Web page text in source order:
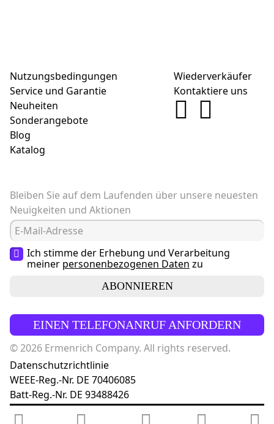
Nutzungsbedingungen
Service und Garantie
Neuheiten
Sonderangebote
Blog
Katalog
Wiederverkäufer
Kontaktiere uns
Bleiben Sie auf dem Laufenden über unsere neuesten
Neuigkeiten und Aktionen
Ich stimme der Erhebung und Verarbeitung
meiner personenbezogenen Daten zu
ABONNIEREN
EINEN TELEFONANRUF ANFORDERN
© 2026 Ermenrich Company. All rights reserved.
Datenschutzrichtlinie
WEEE-Reg.-Nr. DE 70406085
Batt-Reg.-Nr. DE 93488426